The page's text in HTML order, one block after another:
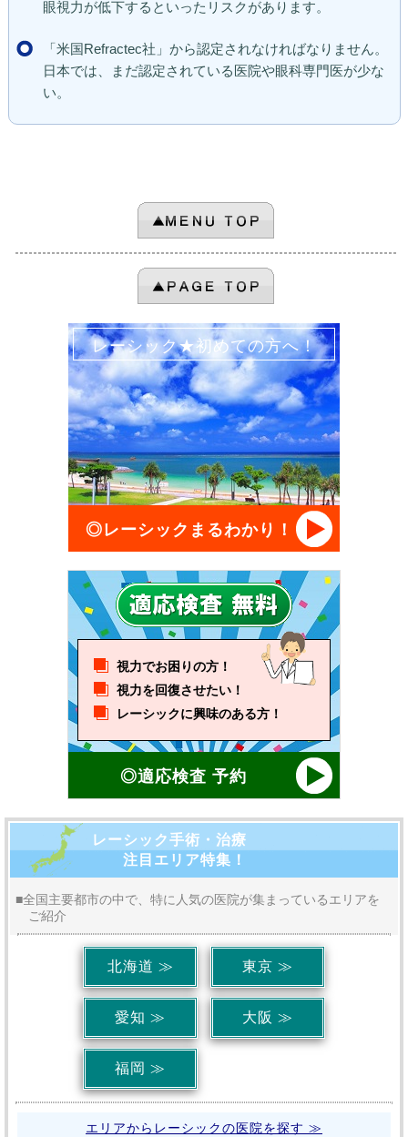
眼視力が低下するといったリスクがあります。
「米国Refractec社」から認定されなければなりません。
日本では、まだ認定されている医院や眼科専門医が少な
い。
レーシック★初めての方へ！
◎レーシックまるわかり！
視力でお困りの方！
視力を回復させたい！
レーシックに興味のある方！
◎適応検査 予約
レーシック手術・治療
注目エリア特集！
■全国主要都市の中で、特に人気の医院が集まっているエリアを
ご紹介
北海道 ≫ 東京 ≫
愛知 ≫ 大阪 ≫
福岡 ≫
エリアからレーシックの医院を探す ≫